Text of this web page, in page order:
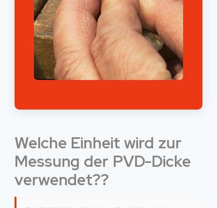
Welche Einheit wird zur
Messung der PVD-Dicke
verwendet??